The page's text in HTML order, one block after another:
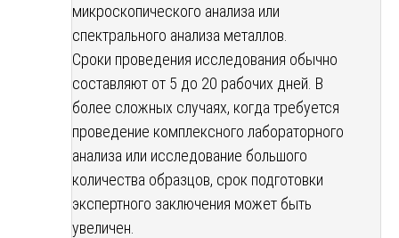
микроскопического анализа или
спектрального анализа металлов.
Сроки проведения исследования обычно
составляют от 5 до 20 рабочих дней. В
более сложных случаях, когда требуется
проведение комплексного лабораторного
анализа или исследование большого
количества образцов, срок подготовки
экспертного заключения может быть
увеличен.